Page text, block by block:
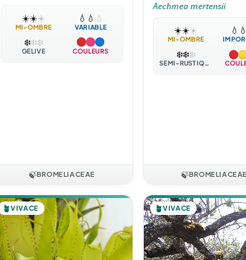
☀️☀️☀️
MI-OMBRE
💧 💧 💧
VARIABLE
❄️❄️❄️
GÉLIVE COULEURS
🍃BROMELIACEAE
Aechmea mertensii
☀️☀️☀️
MI-OMBRE
💧 💧
❄️❄️❄️
SEMI-RUSTIQUE
🍃BROMELIACEAE
🪴VIVACE 🪴VIVACE